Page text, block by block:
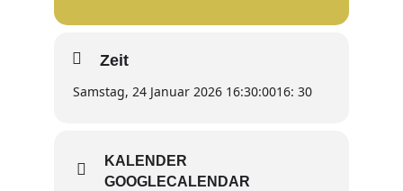
Zeit
Samstag, 24 Januar 2026 16:30:0016: 30
KALENDER
GOOGLECALENDAR